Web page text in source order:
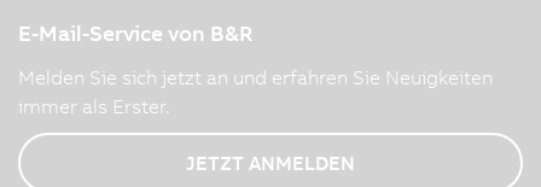
E-Mail-Service von B&R
Melden Sie sich jetzt an und erfahren Sie Neuigkeiten
immer als Erster.
JETZT ANMELDEN